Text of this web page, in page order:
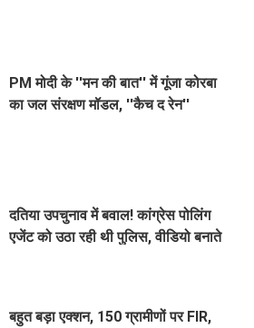
PM मोदी के ''मन की बात'' में गूंजा कोरबा
का जल संरक्षण मॉडल, ''कैच द रेन''
दतिया उपचुनाव में बवाल! कांग्रेस पोलिंग
एजेंट को उठा रही थी पुलिस, वीडियो बनाते
बहुत बड़ा एक्शन, 150 ग्रामीणों पर FIR,